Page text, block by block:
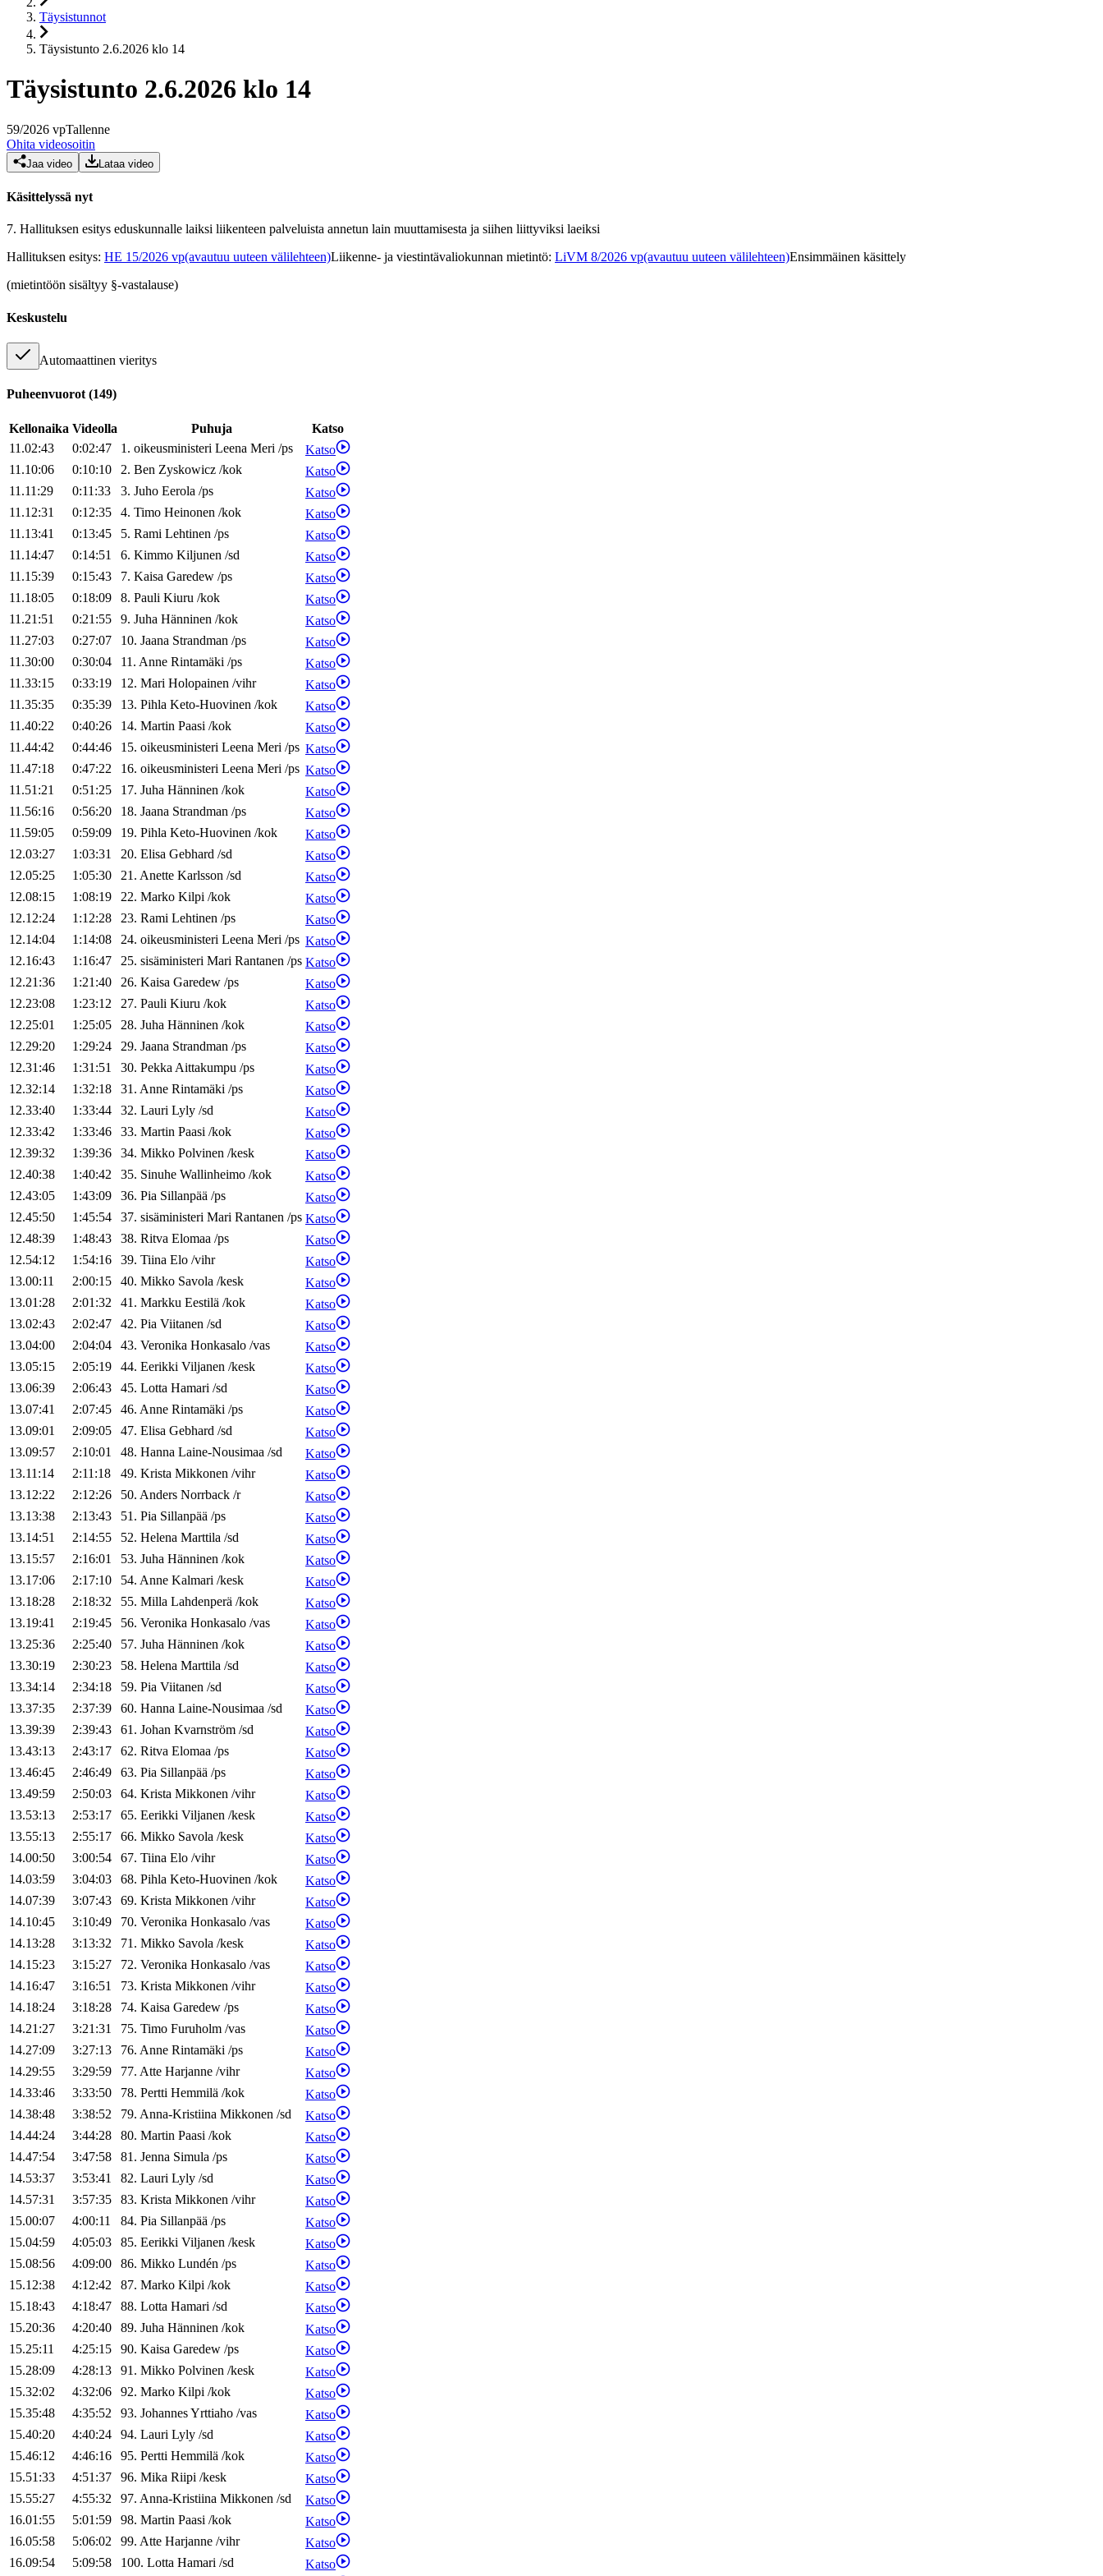
Täysistunnot
Täysistunto 2.6.2026 klo 14
Täysistunto 2.6.2026 klo 14
59/2026 vpTallenne
Ohita videosoitin
Jaa video Lataa video
Käsittelyssä nyt
7. Hallituksen esitys eduskunnalle laiksi liikenteen palveluista annetun lain muuttamisesta ja siihen liittyviksi laeiksi
Hallituksen esitys: HE 15/2026 vp(avautuu uuteen välilehteen)Liikenne- ja viestintävaliokunnan mietintö: LiVM 8/2026 vp(avautuu uuteen välilehteen)Ensimmäinen käsittely
(mietintöön sisältyy §-vastalause)
Keskustelu
Automaattinen vieritys
Puheenvuorot (149)
Kellonaika Videolla Puhuja
Katso
11.02:43
0:02:47 1. oikeusministeri Leena Meri /ps
Katso
11.10:06
0:10:10 2. Ben Zyskowicz /kok
Katso
11.11:29
0:11:33 3. Juho Eerola /ps
Katso
11.12:31
0:12:35 4. Timo Heinonen /kok
Katso
11.13:41
0:13:45 5. Rami Lehtinen /ps
Katso
11.14:47
0:14:51 6. Kimmo Kiljunen /sd
Katso
11.15:39
0:15:43 7. Kaisa Garedew /ps
Katso
11.18:05
0:18:09 8. Pauli Kiuru /kok
Katso
11.21:51
0:21:55 9. Juha Hänninen /kok
Katso
11.27:03
0:27:07 10. Jaana Strandman /ps
Katso
11.30:00
0:30:04 11. Anne Rintamäki /ps
Katso
11.33:15
0:33:19 12. Mari Holopainen /vihr
Katso
11.35:35
0:35:39 13. Pihla Keto-Huovinen /kok
Katso
11.40:22
0:40:26 14. Martin Paasi /kok
Katso
11.44:42
0:44:46 15. oikeusministeri Leena Meri /ps Katso
11.47:18
0:47:22 16. oikeusministeri Leena Meri /ps Katso
11.51:21
0:51:25 17. Juha Hänninen /kok
Katso
11.56:16
0:56:20 18. Jaana Strandman /ps
Katso
11.59:05
0:59:09 19. Pihla Keto-Huovinen /kok
Katso
12.03:27
1:03:31 20. Elisa Gebhard /sd
Katso
12.05:25
1:05:30 21. Anette Karlsson /sd
Katso
12.08:15
1:08:19 22. Marko Kilpi /kok
Katso
12.12:24
1:12:28 23. Rami Lehtinen /ps
Katso
12.14:04
1:14:08 24. oikeusministeri Leena Meri /ps Katso
12.16:43
1:16:47 25. sisäministeri Mari Rantanen /ps Katso
12.21:36
1:21:40 26. Kaisa Garedew /ps
Katso
12.23:08
1:23:12 27. Pauli Kiuru /kok
Katso
12.25:01
1:25:05 28. Juha Hänninen /kok
Katso
12.29:20
1:29:24 29. Jaana Strandman /ps
Katso
12.31:46
1:31:51 30. PekkaAittakumpu /ps
Katso
12.32:14
1:32:18 31. Anne Rintamäki /ps
Katso
12.33:40
1:33:44 32. Lauri Lyly /sd
Katso
12.33:42
1:33:46 33. Martin Paasi /kok
Katso
12.39:32
1:39:36 34. Mikko Polvinen /kesk
Katso
12.40:38
1:40:42 35. Sinuhe Wallinheimo /kok
Katso
12.43:05
1:43:09 36. Pia Sillanpää /ps
Katso
12.45:50
1:45:54 37. sisäministeri Mari Rantanen /ps Katso
12.48:39
1:48:43 38. Ritva Elomaa /ps
Katso
12.54:12
1:54:16 39. Tiina Elo /vihr
Katso
13.00:11
2:00:15 40. Mikko Savola /kesk
Katso
13.01:28
2:01:32 41. Markku Eestilä /kok
Katso
13.02:43
2:02:47 42. Pia Viitanen /sd
Katso
13.04:00
2:04:04 43. Veronika Honkasalo /vas
Katso
13.05:15
2:05:19 44. Eerikki Viljanen /kesk
Katso
13.06:39
2:06:43 45. Lotta Hamari /sd
Katso
13.07:41
2:07:45 46. Anne Rintamäki /ps
Katso
13.09:01
2:09:05 47. Elisa Gebhard /sd
Katso
13.09:57
2:10:01 48. Hanna Laine-Nousimaa /sd
Katso
13.11:14
2:11:18 49. Krista Mikkonen /vihr
Katso
13.12:22
2:12:26 50. Anders Norrback /r
Katso
13.13:38
2:13:43 51. Pia Sillanpää /ps
Katso
13.14:51
2:14:55 52. Helena Marttila /sd
Katso
13.15:57
2:16:01 53. Juha Hänninen /kok
Katso
13.17:06
2:17:10 54. Anne Kalmari /kesk
Katso
13.18:28
2:18:32 55. Milla Lahdenperä /kok
Katso
13.19:41
2:19:45 56. Veronika Honkasalo /vas
Katso
13.25:36
2:25:40 57. Juha Hänninen /kok
Katso
13.30:19
2:30:23 58. Helena Marttila /sd
Katso
13.34:14
2:34:18 59. Pia Viitanen /sd
Katso
13.37:35
2:37:39 60. Hanna Laine-Nousimaa /sd
Katso
13.39:39
2:39:43 61. Johan Kvarnström /sd
Katso
13.43:13
2:43:17 62. Ritva Elomaa /ps
Katso
13.46:45
2:46:49 63. Pia Sillanpää /ps
Katso
13.49:59
2:50:03 64. Krista Mikkonen /vihr
Katso
13.53:13
2:53:17 65. Eerikki Viljanen /kesk
Katso
13.55:13
2:55:17 66. Mikko Savola /kesk
Katso
14.00:50
3:00:54 67. Tiina Elo /vihr
Katso
14.03:59
3:04:03 68. Pihla Keto-Huovinen /kok
Katso
14.07:39
3:07:43 69. Krista Mikkonen /vihr
Katso
14.10:45
3:10:49 70. Veronika Honkasalo /vas
Katso
14.13:28
3:13:32 71. Mikko Savola /kesk
Katso
14.15:23
3:15:27 72. Veronika Honkasalo /vas
Katso
14.16:47
3:16:51 73. Krista Mikkonen /vihr
Katso
14.18:24
3:18:28 74. Kaisa Garedew /ps
Katso
14.21:27
3:21:31 75. Timo Furuholm /vas
Katso
14.27:09
3:27:13 76. Anne Rintamäki /ps
Katso
14.29:55
3:29:59 77. Atte Harjanne /vihr
Katso
14.33:46
3:33:50 78. Pertti Hemmilä /kok
Katso
14.38:48
3:38:52 79. Anna-Kristiina Mikkonen /sd
Katso
14.44:24
3:44:28 80. Martin Paasi /kok
Katso
14.47:54
3:47:58 81. Jenna Simula /ps
Katso
14.53:37
3:53:41 82. Lauri Lyly /sd
Katso
14.57:31
3:57:35 83. Krista Mikkonen /vihr
Katso
15.00:07
4:00:11 84. Pia Sillanpää /ps
Katso
15.04:59
4:05:03 85. Eerikki Viljanen /kesk
Katso
15.08:56
4:09:00 86. Mikko Lundén /ps
Katso
15.12:38
4:12:42 87. Marko Kilpi /kok
Katso
15.18:43
4:18:47 88. Lotta Hamari /sd
Katso
15.20:36
4:20:40 89. Juha Hänninen /kok
Katso
15.25:11
4:25:15 90. Kaisa Garedew /ps
Katso
15.28:09
4:28:13 91. Mikko Polvinen /kesk
Katso
15.32:02
4:32:06 92. Marko Kilpi /kok
Katso
15.35:48
4:35:52 93. JohannesYrttiaho /vas
Katso
15.40:20
4:40:24 94. Lauri Lyly /sd
Katso
15.46:12
4:46:16 95. Pertti Hemmilä /kok
Katso
15.51:33
4:51:37 96. Mika Riipi /kesk
Katso
15.55:27
4:55:32 97. Anna-Kristiina Mikkonen /sd
Katso
16.01:55
5:01:59 98. Martin Paasi /kok
Katso
16.05:58
5:06:02 99. Atte Harjanne /vihr
Katso
16.09:54
5:09:58 100. Lotta Hamari /sd Katso